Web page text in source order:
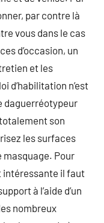
par contre là
vous dans le cas
d’occasion, un
et les
d’habilitation n’est
daguerréotypeur
son
les surfaces
masquage. Pour
intéressante il faut
à l’aide d’un
nombreux